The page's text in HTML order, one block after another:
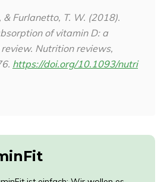
& Furlanetto, T. W. (2018).
of vitamin D: a
Nutrition reviews,
https://doi.org/10.1093/nutri